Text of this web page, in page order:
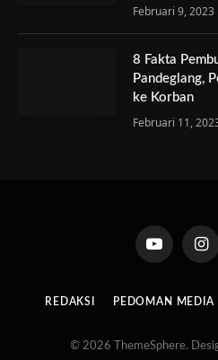
Februari 9, 2023
8 Fakta
Pandeglang,
ke Korban
Februari 11,
YouTube
REDAKSI PEDOMAN MEDIA
© 2026 ThemeSphere.